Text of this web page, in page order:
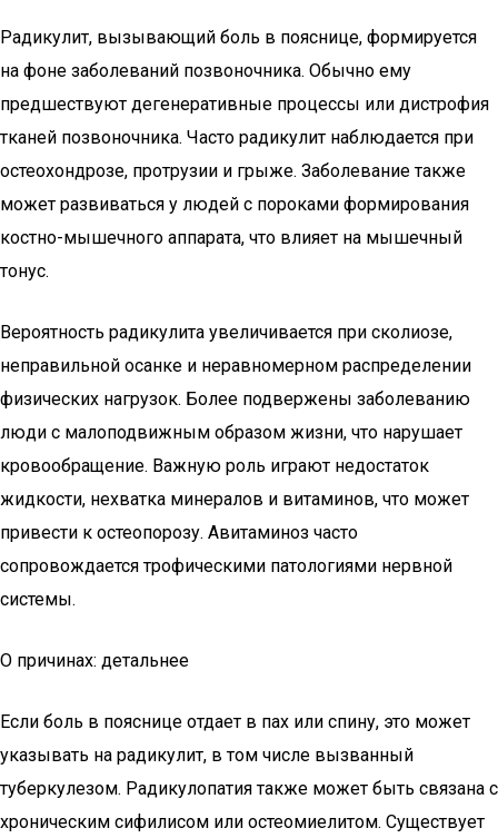
Радикулит, вызывающий боль в пояснице, формируется
на фоне заболеваний позвоночника. Обычно ему
предшествуют дегенеративные процессы или дистрофия
тканей позвоночника. Часто радикулит наблюдается при
остеохондрозе, протрузии и грыже. Заболевание также
может развиваться у людей с пороками формирования
костно-мышечного аппарата, что влияет на мышечный
тонус.
Вероятность радикулита увеличивается при сколиозе,
неправильной осанке и неравномерном распределении
физических нагрузок. Более подвержены заболеванию
люди с малоподвижным образом жизни, что нарушает
кровообращение. Важную роль играют недостаток
жидкости, нехватка минералов и витаминов, что может
привести к остеопорозу. Авитаминоз часто
сопровождается трофическими патологиями нервной
системы.
О причинах: детальнее
Если боль в пояснице отдает в пах или спину, это может
указывать на радикулит, в том числе вызванный
туберкулезом. Радикулопатия также может быть связана с
хроническим сифилисом или остеомиелитом. Существует